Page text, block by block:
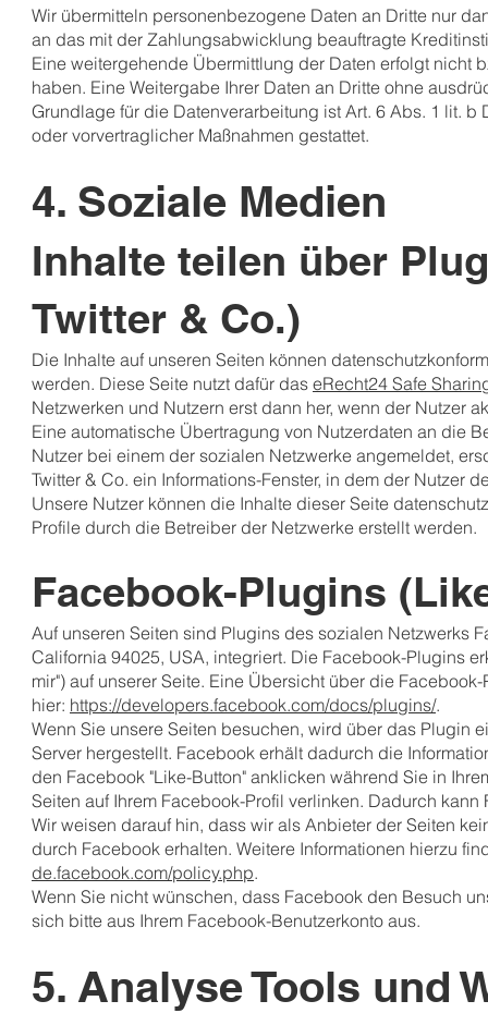
Wir übermitteln personenbezogene Daten an Dritte nur
an das mit der Zahlungsabwicklung beauftragte
Eine weitergehende Übermittlung der Daten erfolgt nicht
haben. Eine Weitergabe Ihrer Daten an Dritte ohne
Grundlage für die Datenverarbeitung ist Art. 6 Abs. 1 lit.
oder vorvertraglicher Maßnahmen gestattet.
4. Soziale Medien
Inhalte teilen über
Twitter & Co.)
Die Inhalte auf unseren Seiten können
werden. Diese Seite nutzt dafür das eRecht24 Safe
Netzwerken und Nutzern erst dann her, wenn der Nutzer
Eine automatische Übertragung von Nutzerdaten an die
Nutzer bei einem der sozialen Netzwerke angemeldet,
Twitter & Co. ein Informations-Fenster, in dem der Nutzer
Unsere Nutzer können die Inhalte dieser Seite
Profile durch die Betreiber der Netzwerke erstellt werden.
Facebook-Plugins
Auf unseren Seiten sind Plugins des sozialen Netzwerks
California 94025, USA, integriert. Die Facebook-Plugins
mir") auf unserer Seite. Eine Übersicht über die
hier: https://developers.facebook.com/docs/plugins/.
Wenn Sie unsere Seiten besuchen, wird über das Plugin
Server hergestellt. Facebook erhält dadurch die
den Facebook "Like-Button" anklicken während Sie in
Seiten auf Ihrem Facebook-Profil verlinken. Dadurch
Wir weisen darauf hin, dass wir als Anbieter der Seiten
durch Facebook erhalten. Weitere Informationen hierzu
de.facebook.com/policy.php.
Wenn Sie nicht wünschen, dass Facebook den Besuch
sich bitte aus Ihrem Facebook-Benutzerkonto aus.
5. Analyse Tools und